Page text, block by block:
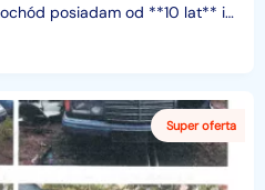
posiadam od **10 lat** i
regularnie serw